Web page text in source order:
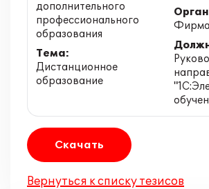
дополнительного
профессионального
образования
Тема:
Дистанционное
образование
Скачать
Вернуться к списку тезисов